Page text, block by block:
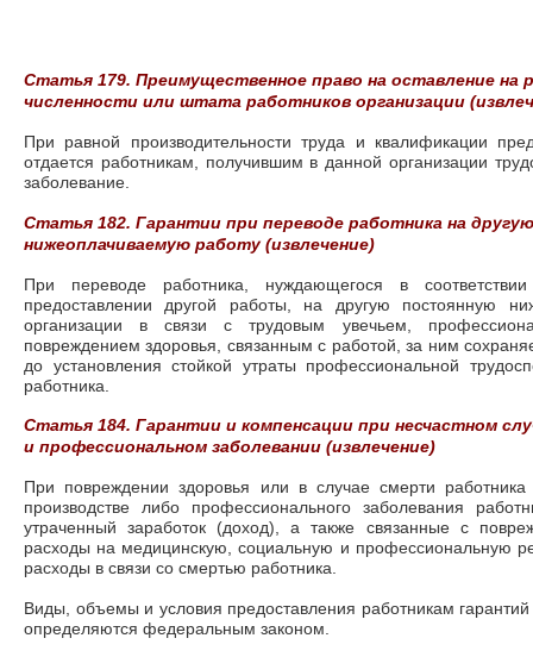
Статья 179. Преимущественное право на оставление на
численности или штата работников организации
При равной производительности труда и квалификации
отдается работникам, получившим в данной организации
заболевание.
Статья 182. Гарантии при переводе работника на
нижеоплачиваемую работу (извлечение)
При переводе работника, нуждающегося в
предоставлении другой работы, на другую постоянную
организации в связи с трудовым увечьем,
повреждением здоровья, связанным с работой, за ним
до установления стойкой утраты профессиональной
работника.
Статья 184. Гарантии и компенсации при несчастном
и профессиональном заболевании (извлечение)
При повреждении здоровья или в случае смерти работника
производстве либо профессионального заболевания
утраченный заработок (доход), а также связанные с
расходы на медицинскую, социальную и профессиональную
расходы в связи со смертью работника.
Виды, объемы и условия предоставления работникам
определяются федеральным законом.